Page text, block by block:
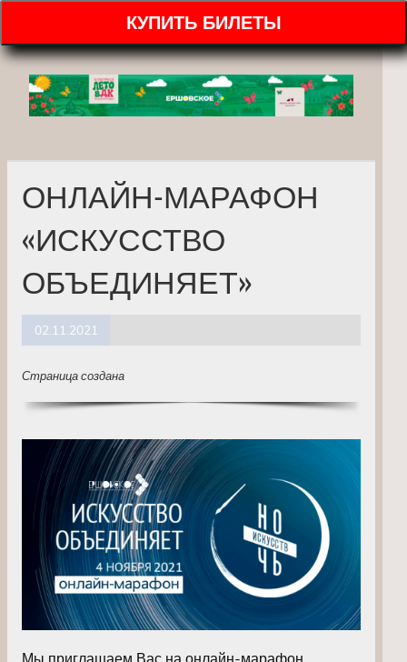
КУПИТЬ БИЛЕТЫ
ОНЛАЙН-МАРАФОН
«ИСКУССТВО
ОБЪЕДИНЯЕТ»
02.11.2021
Страница создана
Мы приглашаем Вас на онлайн-марафон